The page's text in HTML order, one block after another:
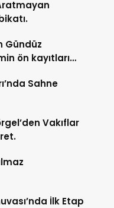
Gündüz
ön kayıtları
Sahne
Vakıflar
İlk Etap